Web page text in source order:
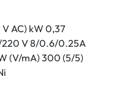
AC) kW 0,37
220 V 8/0.6/0.25A
(V/mA) 300 (5/5)